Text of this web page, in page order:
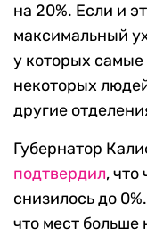
на 20%. Если и
максимальный
у которых
некоторых
другие
Губернатор
подтвердил, что
снизилось до
что мест больше